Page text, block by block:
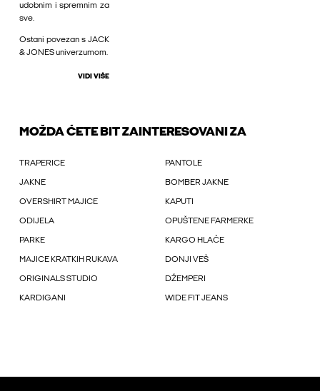
udobnim i spremnim za
sve.
Ostani povezan s JACK
& JONES univerzumom.
VIDI VIŠE
MOŽDA ĆETE BIT ZAINTERESOVANI ZA
TRAPERICE PANTOLE
JAKNE BOMBER JAKNE
OVERSHIRT MAJICE KAPUTI
ODIJELA OPUŠTENE FARMERKE
PARKE KARGO HLAČE
MAJICE KRATKIH RUKAVA DONJI VEŠ
ORIGINALS STUDIO DŽEMPERI
KARDIGANI WIDE FIT JEANS